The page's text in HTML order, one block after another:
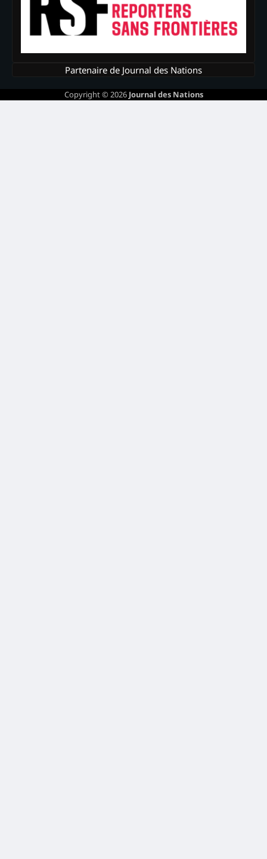
Partenaire de Journal des Nations
Copyright © 2026 Journal des Nations